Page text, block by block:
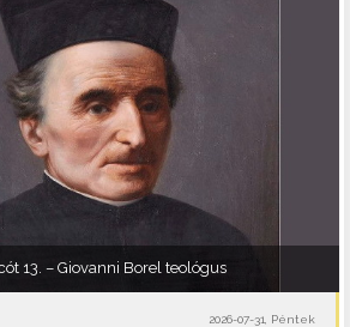
13. – Giovanni Borel teológus
2026-07-31, Péntek